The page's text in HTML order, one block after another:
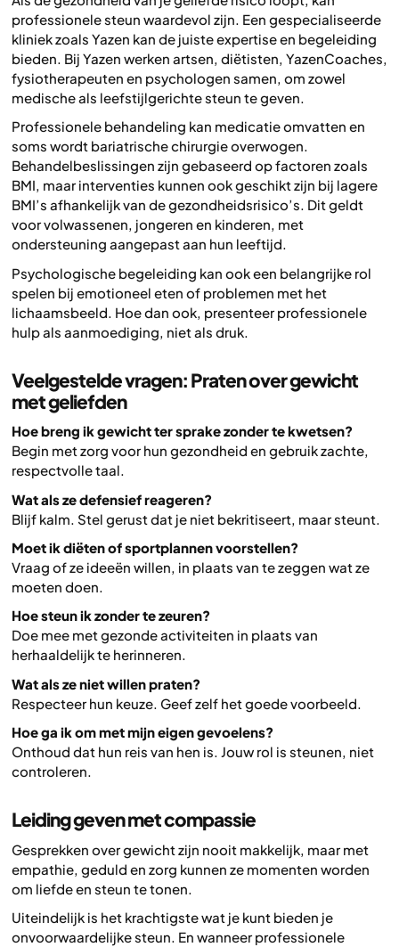
professionele steun waardevol zijn. Een gespecialiseerde
kliniek zoals Yazen kan de juiste expertise en begeleiding
bieden. Bij Yazen werken artsen, diëtisten, YazenCoaches,
fysiotherapeuten en psychologen samen, om zowel
medische als leefstijlgerichte steun te geven.
Professionele behandeling kan medicatie omvatten en
soms wordt bariatrische chirurgie overwogen.
Behandelbeslissingen zijn gebaseerd op factoren zoals
BMI, maar interventies kunnen ook geschikt zijn bij lagere
BMI’s afhankelijk van de gezondheidsrisico’s. Dit geldt
voor volwassenen, jongeren en kinderen, met
ondersteuning aangepast aan hun leeftijd.
Psychologische begeleiding kan ook een belangrijke rol
spelen bij emotioneel eten of problemen met het
lichaamsbeeld. Hoe dan ook, presenteer professionele
hulp als aanmoediging, niet als druk.
Veelgestelde vragen: Praten over gewicht
met geliefden
Hoe breng ik gewicht ter sprake zonder te kwetsen?
Begin met zorg voor hun gezondheid en gebruik zachte,
respectvolle taal.
Wat als ze defensief reageren?
Blijf kalm. Stel gerust dat je niet bekritiseert, maar steunt.
Moet ik diëten of sportplannen voorstellen?
Vraag of ze ideeën willen, in plaats van te zeggen wat ze
moeten doen.
Hoe steun ik zonder te zeuren?
Doe mee met gezonde activiteiten in plaats van
herhaaldelijk te herinneren.
Wat als ze niet willen praten?
Respecteer hun keuze. Geef zelf het goede voorbeeld.
Hoe ga ik om met mijn eigen gevoelens?
Onthoud dat hun reis van hen is. Jouw rol is steunen, niet
controleren.
Leiding geven met compassie
Gesprekken over gewicht zijn nooit makkelijk, maar met
empathie, geduld en zorg kunnen ze momenten worden
om liefde en steun te tonen.
Uiteindelijk is het krachtigste wat je kunt bieden je
onvoorwaardelijke steun. En wanneer professionele